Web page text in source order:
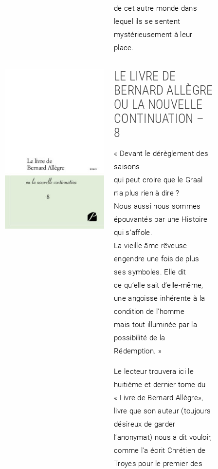
de cet autre monde dans
lequel ils se sentent
mystérieusement à leur
place.
LE LIVRE DE
BERNARD ALLÈGRE
OU LA NOUVELLE
CONTINUATION –
8
« Devant le dérèglement des
saisons
qui peut croire que le Graal
n’a plus rien à dire ?
Nous aussi nous sommes
épouvantés par une Histoire
qui s’affole.
La vieille âme rêveuse
engendre une fois de plus
ses symboles. Elle dit
ce qu’elle sait d’elle-même,
une angoisse inhérente à la
condition de l’homme
mais tout illuminée par la
possibilité de la
Rédemption. »
Le lecteur trouvera ici le
huitième et dernier tome du
« Livre de Bernard Allègre»,
livre que son auteur (toujours
désireux de garder
l’anonymat) nous a dit vouloir,
comme l’a écrit Chrétien de
Troyes pour le premier des